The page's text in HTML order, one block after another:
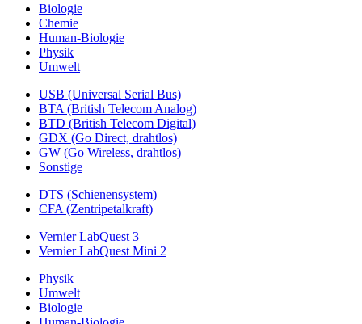
Biologie
Chemie
Human-Biologie
Physik
Umwelt
USB (Universal Serial Bus)
BTA (British Telecom Analog)
BTD (British Telecom Digital)
GDX (Go Direct, drahtlos)
GW (Go Wireless, drahtlos)
Sonstige
DTS (Schienensystem)
CFA (Zentripetalkraft)
Vernier LabQuest 3
Vernier LabQuest Mini 2
Physik
Umwelt
Biologie